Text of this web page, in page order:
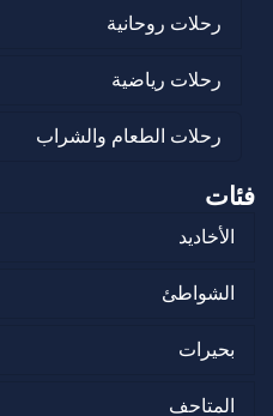
رحلات روحانية
رحلات رياضية
رحلات الطعام والشراب
فئات
الأخاديد
الشواطئ
بحيرات
المتاحف